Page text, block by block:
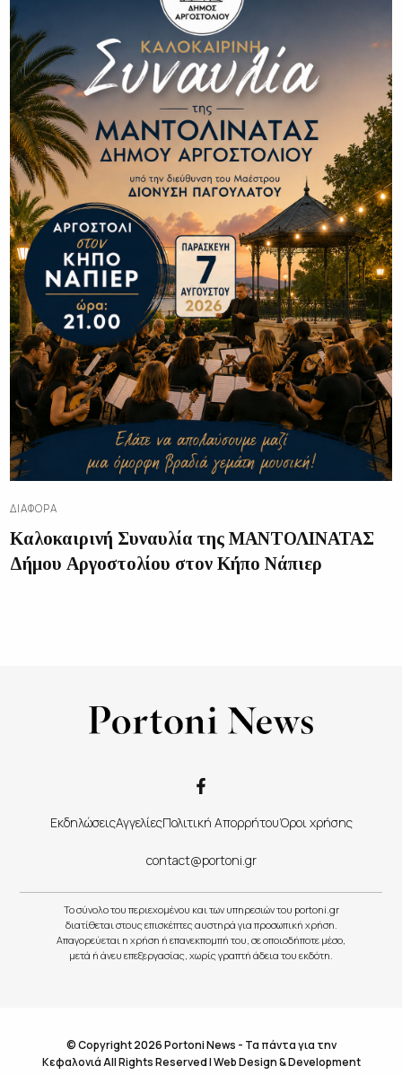
ΔΙΑΦΟΡΑ
Καλοκαιρινή Συναυλία της ΜΑΝΤΟΛΙΝΑΤΑΣ
Δήμου Αργοστολίου στον Κήπο Νάπιερ
ΕκδηλώσειςΑγγελίεςΠολιτική ΑπορρήτουΌροι χρήσης
contact@portoni.gr
Το σύνολο του περιεχομένου και των υπηρεσιών του portoni.gr
διατίθεται στους επισκέπτες αυστηρά για προσωπική χρήση.
Απαγορεύεται η χρήση ή επανεκπομπή του, σε οποιοδήποτε μέσο,
μετά ή άνευ επεξεργασίας, χωρίς γραπτή άδεια του εκδότη.
© Copyright 2026 Portoni News - Τα πάντα για την
Κεφαλονιά All Rights Reserved |Web Design & Development